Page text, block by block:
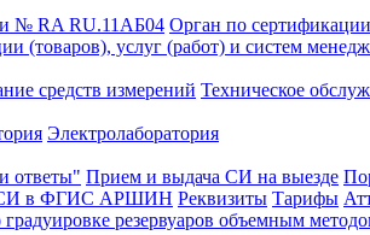
№ RA RU.11АБ04 Орган по
(товаров), услуг (работ) и систем
средств измерений Техническое
Электролаборатория
ответы" Прием и выдача СИ на выезде
СИ в ФГИС АРШИН Реквизиты Тарифы
резервуаров объемным